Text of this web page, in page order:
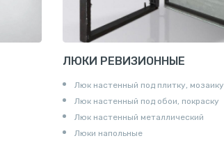
ЛЮКИ РЕВИЗИОННЫЕ
Люк настенный под плитку, мозаику
Люк настенный под обои, покраску
Люк настенный металлический
Люки напольные